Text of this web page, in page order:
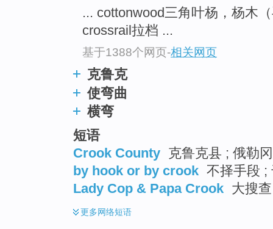
... cottonwood三角叶杨，杨木
crossrail拉档 ...
基于1388个网页-相关网页
克鲁克
使弯曲
横弯
短语
Crook County 克鲁克县 ; 俄勒
by hook or by crook 不择手段 ;
Lady Cop & Papa Crook 大搜
更多网络短语